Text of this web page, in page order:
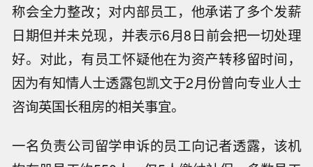
称会全力整改；对内部员工，他承诺了多个发薪
日期但并未兑现，并表示6月8日前会把一切处理
好。对此，有员工怀疑他在为资产转移留时间，
因为有知情人士透露包凯文于2月份曾向专业人士
咨询英国长租房的相关事宜。
一名负责公司留学申诉的员工向记者透露，该机